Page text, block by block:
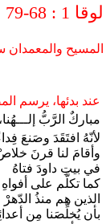
لوقا 1 : 68-79
المسيح والمعمدان
عند بدئها، يرسم
مباركٌ الرَّبُّ إلـــهُنا،
لأنّهُ افتَقَدَ وصَنعَ
وأقامَ لنا قرنَ
في بيتِ داودَ فتاهُ
كما تكلَّم على أفواهِ
الذين هم منذُ الدّهرْ
بأن يُخلِّصَنا مِن